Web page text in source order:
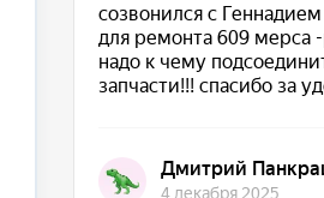
использовали
выполненные работы.
стабильно, никаких
Большое спасибо за
★ ★ ★ ★ ★